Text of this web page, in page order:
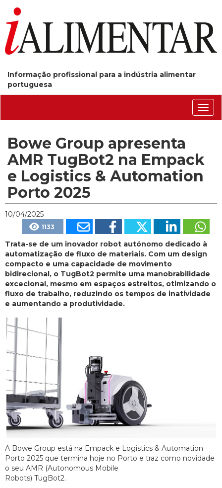
Informação profissional para a indústria alimentar
portuguesa
Bowe Group apresenta
AMR TugBot2 na Empack
e Logistics & Automation
Porto 2025
10/04/2025
1133
Trata-se de um inovador robot autónomo dedicado à
automatização de fluxo de materiais. Com um design
compacto e uma capacidade de movimento
bidirecional, o TugBot2 permite uma manobrabilidade
excecional, mesmo em espaços estreitos, otimizando o
fluxo de trabalho, reduzindo os tempos de inatividade
e aumentando a produtividade.
A Bowe Group está na Empack e Logistics & Automation
Porto 2025 que termina hoje no Porto e traz como novidade
o seu AMR (Autonomous Mobile
Robots) TugBot2.